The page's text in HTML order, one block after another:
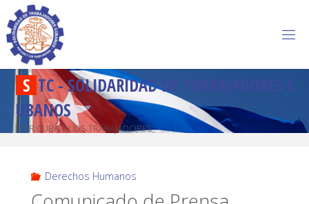
S TC-SOLIDARIDADD R A BAJADORES C
U BANOS
POR CUBA Y LOS TRABAJADORES
Derechos Humanos